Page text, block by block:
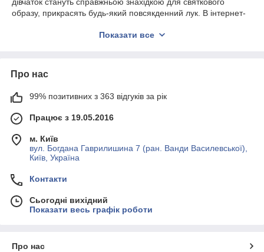
образу, прикрасять будь-який повсякденний лук. В інтернет-
довгого волосся. Оригінальні жіночі і безпечні дитячі
залежності від смаку і ситуації, не становить особливої
праці. Купити гуртом позолочені шпильки з камінням можна
для подарунка або подальшої реалізації у своїй торговельній
точці.
Позолочені шпильки з каменями для
зачісок
зачісок володіють цілим рядом переваг:
створюються з якісних матеріалів;
витримують постійну експлуатацію;
легко фіксуються;
Показати все
Про нас
99% позитивних з 363 відгуків за рік
Працює з 19.05.2016
м. Київ
вул. Богдана Гаврилишина 7 (ран. Ванди Василевської),
Київ, Україна
Контакти
Сьогодні вихідний
Показати весь графік роботи
Про нас